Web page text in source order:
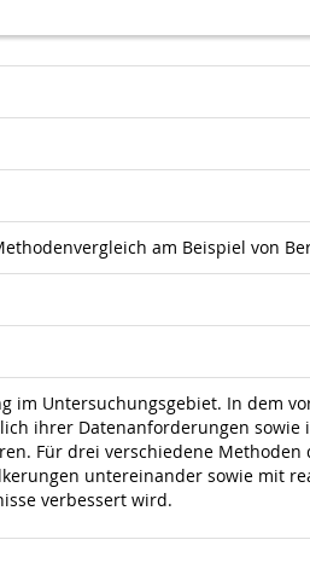
am Beispiel von
Untersuchungsgebiet. In dem
ihrer Datenanforderungen
Für drei verschiedene
untereinander sowie mit
verbessert wird.